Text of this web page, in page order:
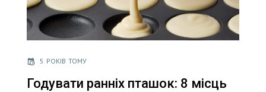
5 РОКІВ ТОМУ
Годувати ранніх пташок: 8 місць